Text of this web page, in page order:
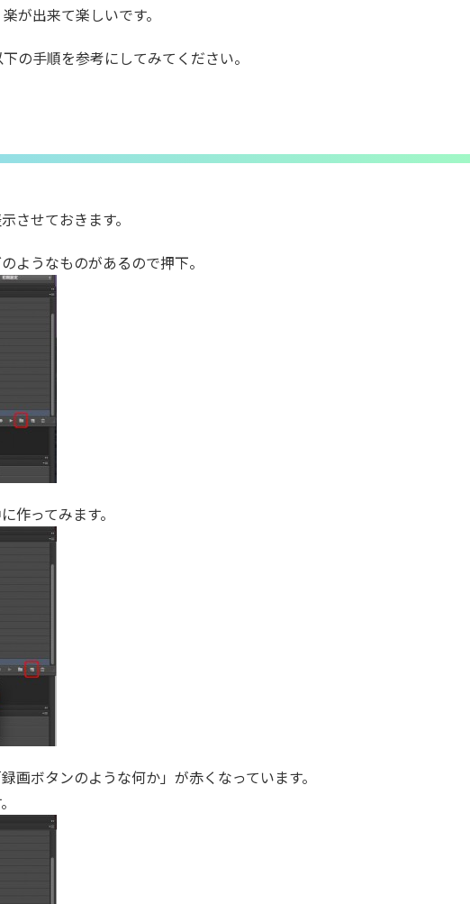
が出来て楽しいです。
の手順を参考にしてみてください。
させておきます。
ようなものがあるので押下。
作ってみます。
画ボタンのような何か」が赤くなっています。